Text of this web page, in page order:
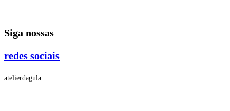
o
Siga nossas
redes sociais
atelierdagula